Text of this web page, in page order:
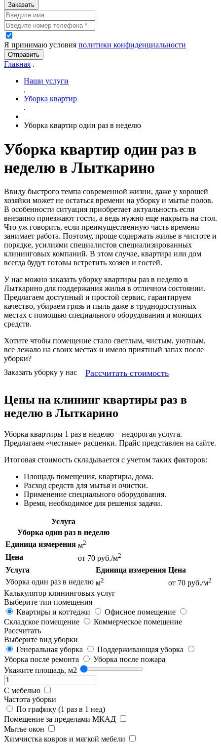
Заказать
Я принимаю условия политики конфиденциальности
Отправить
Главная .
Наши услуги
.
Уборка квартир
.
Уборка квартир один раз в неделю
Уборка квартир один раз в
неделю в Лыткарино
Ввиду быстрого темпа современной жизни, даже у хорошей
хозяйки может не остаться времени на уборку и мытье полов.
В особенности ситуация приобретает актуальность если
внезапно приезжают гости, а ведь нужно еще накрыть на стол.
Что уж говорить, если преимущественную часть времени
занимает работа. Поэтому, проще содержать жилье в чистоте и
порядке, усилиями специалистов специализированных
клининговых компаний. В этом случае, квартира или дом
всегда будут готовы встретить хозяев и гостей.
У нас можно заказать уборку квартиры раз в неделю в
Лыткарино для поддержания жилья в отличном состоянии.
Предлагаем доступный и простой сервис, гарантируем
качество, убираем грязь и пыль даже в труднодоступных
местах с помощью специального оборудования и моющих
средств.
Хотите чтобы помещение стало светлым, чистым, уютным,
все лежало на своих местах и имело приятный запах после
уборки?
Заказать уборку у нас
Рассчитать стоимость
Цены на клининг квартиры раз в
неделю в Лыткарино
Уборка квартиры 1 раз в неделю – недорогая услуга.
Предлагаем «честные» расценки. Прайс представлен на сайте.
Итоговая стоимость складывается с учетом таких факторов:
Площадь помещения, квартиры, дома.
Расход средств для мытья и очистки.
Применение специального оборудования.
Время, необходимое для решения задачи.
Услуга
Уборка один раз в неделю
Единица измерения м2
Цена от 70 руб./м2
Услуга Единица измерения Цена
Уборка один раз в неделю м2 от 70 руб./м2
Калькулятор клининговых услуг
Выберите тип помещения
Квартиры и коттеджи
Офисное помещение
Складское помещение
Коммерческое помещение
Рассчитать
Выберите вид уборки
Генеральная уборка
Поддерживающая уборка
Уборка после ремонта
Уборка после пожара
Укажите площадь, м2
С мебелью
Частота уборки
По графику (1 раз в 1 нед)
Помещение за пределами МКАД
Мытье окон
Химчистка ковров и мягкой мебели